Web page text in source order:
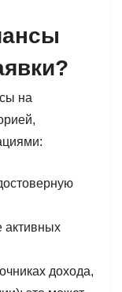
на
активных
дохода,